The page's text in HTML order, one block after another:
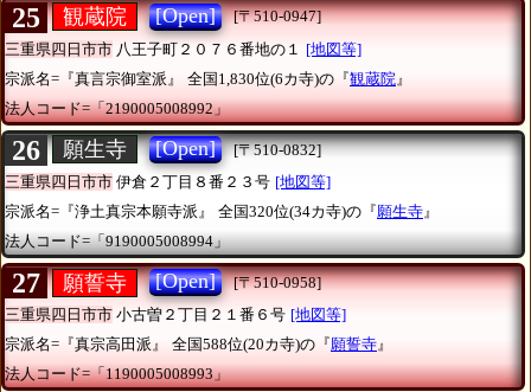
25 観蔵院 [Open]
[〒510-0947]
三重県四日市市 八王子町２０７６番地の１
[地図等]
宗派名=『真言宗御室派』
全国1,830位(6カ寺)の『観蔵院 』
法人コード=「2190005008992」
26 願生寺 [Open]
[〒510-0832]
三重県四日市市 伊倉２丁目８番２３号 [地図等]
宗派名=『浄土真宗本願寺派』
全国320位(34カ寺)の『 願生寺 』
法人コード=「9190005008994」
27 願誓寺 [Open]
[〒510-0958]
三重県四日市市 小古曽２丁目２１番６号 [地図等]
宗派名=『真宗高田派』
全国588位(20カ寺)の『願誓寺』
法人コード=「1190005008993」